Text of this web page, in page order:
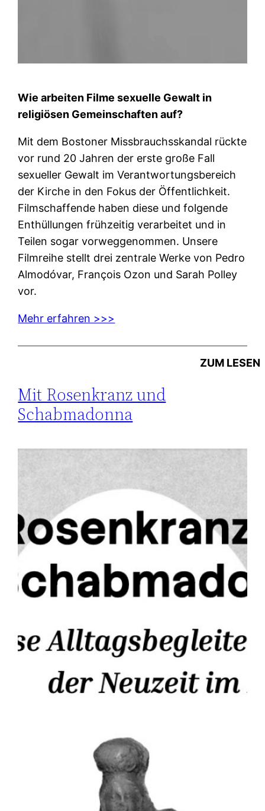
Wie arbeiten Filme sexuelle Gewalt in
religiösen Gemeinschaften auf?
Mit dem Bostoner Missbrauchsskandal rückte
vor rund 20 Jahren der erste große Fall
sexueller Gewalt im Verantwortungsbereich
der Kirche in den Fokus der Öffentlichkeit.
Filmschaffende haben diese und folgende
Enthüllungen frühzeitig verarbeitet und in
Teilen sogar vorweggenommen. Unsere
Filmreihe stellt drei zentrale Werke von Pedro
Almodóvar, François Ozon und Sarah Polley
vor.
Mehr erfahren >>>
ZUM LESEN
Mit Rosenkranz und
Schabmadonna